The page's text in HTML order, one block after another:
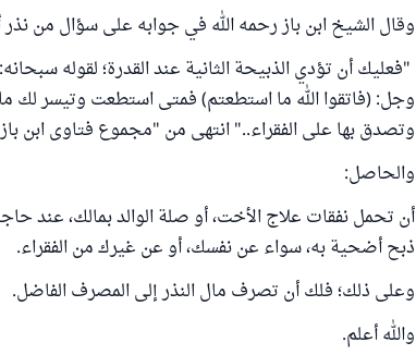
وقال الشيخ ابن باز رحمه الله في جوابه على سؤال من نذر
"فعليك أن تؤدي الذبيحة الثانية عند القدرة؛ لقوله
وجل: (فاتقوا الله ما استطعتم) فمتى استطعت وتيسر لك ما
وتصدق بها على الفقراء.." انتهى من "مجموع فتاوى ابن باز" (4/
والحاصل:
أن تحمل نفقات علاج الأخت، أو صلة الوالد بمالك، عند
ذبح أضحية به، سواء عن نفسك، أو عن غيرك من الفقراء.
وعلى ذلك؛ فلك أن تصرف مال النذر إلى المصرف الفاضل.
والله أعلم.